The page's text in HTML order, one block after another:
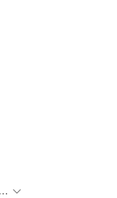
https://page.cainiao.com/wb-byqt/guoguoVIP/guoguo-propose-throw.html